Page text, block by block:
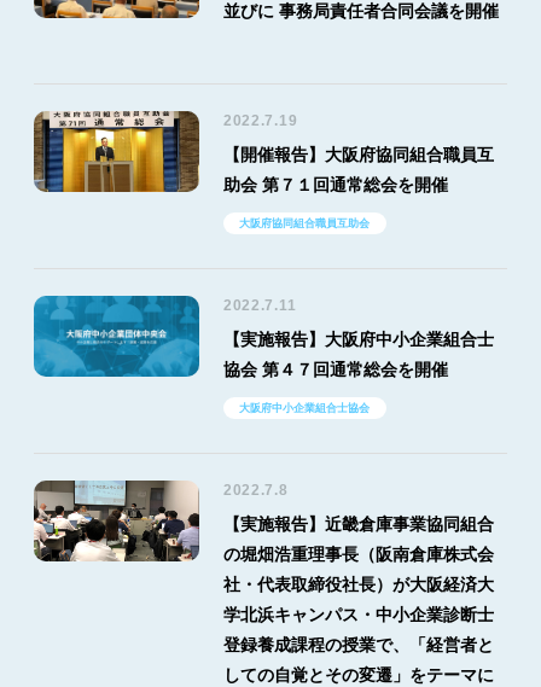
並びに 事務局責任者合同会議を開催
2022.7.19
【開催報告】大阪府協同組合職員互
助会 第７１回通常総会を開催
大阪府協同組合職員互助会
2022.7.11
【実施報告】大阪府中小企業組合士
協会 第４７回通常総会を開催
大阪府中小企業組合士協会
2022.7.8
【実施報告】近畿倉庫事業協同組合
の堀畑浩重理事長（阪南倉庫株式会
社・代表取締役社長）が大阪経済大
学北浜キャンパス・中小企業診断士
登録養成課程の授業で、「経営者と
しての自覚とその変遷」をテーマに